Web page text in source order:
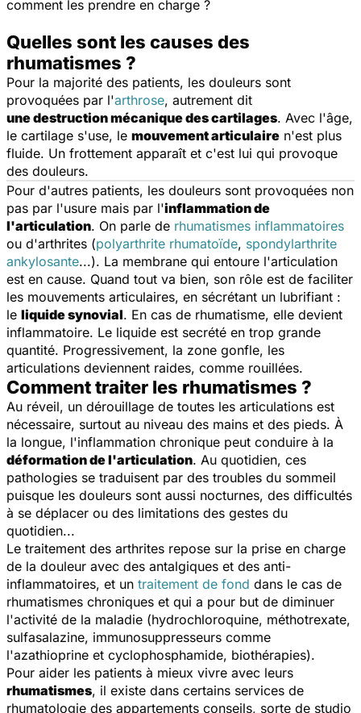
comment les prendre en charge ?
Quelles sont les causes des
rhumatismes ?
Pour la majorité des patients, les douleurs sont
provoquées par l'arthrose, autrement dit
une destruction mécanique des cartilages. Avec l'âge,
le cartilage s'use, le mouvement articulaire n'est plus
fluide. Un frottement apparaît et c'est lui qui provoque
des douleurs.
Pour d'autres patients, les douleurs sont provoquées non
pas par l'usure mais par l'inflammation de
l'articulation. On parle de rhumatismes inflammatoires
ou d'arthrites (polyarthrite rhumatoïde, spondylarthrite
ankylosante...). La membrane qui entoure l'articulation
est en cause. Quand tout va bien, son rôle est de faciliter
les mouvements articulaires, en sécrétant un lubrifiant :
le liquide synovial. En cas de rhumatisme, elle devient
inflammatoire. Le liquide est secrété en trop grande
quantité. Progressivement, la zone gonfle, les
articulations deviennent raides, comme rouillées.
Comment traiter les rhumatismes ?
Au réveil, un dérouillage de toutes les articulations est
nécessaire, surtout au niveau des mains et des pieds. À
la longue, l'inflammation chronique peut conduire à la
déformation de l'articulation. Au quotidien, ces
pathologies se traduisent par des troubles du sommeil
puisque les douleurs sont aussi nocturnes, des difficultés
à se déplacer ou des limitations des gestes du
quotidien...
Le traitement des arthrites repose sur la prise en charge
de la douleur avec des antalgiques et des anti-
inflammatoires, et un traitement de fond dans le cas de
rhumatismes chroniques et qui a pour but de diminuer
l'activité de la maladie (hydrochloroquine, méthotrexate,
sulfasalazine, immunosuppresseurs comme
l'azathioprine et cyclophosphamide, biothérapies).
Pour aider les patients à mieux vivre avec leurs
rhumatismes, il existe dans certains services de
rhumatologie des appartements conseils, sorte de studio